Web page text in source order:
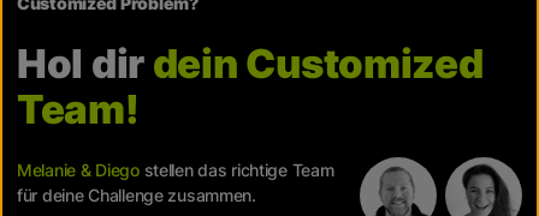
Hol dir dein Customized
Team!
Melanie & Diegostellen das richtige Team
für deine Challenge zusammen.